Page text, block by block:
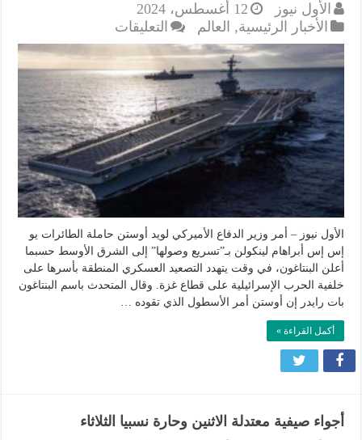
الأول نيوز
12 أغسطس، 2024
الأخبار الرئيسية, العالم التعليقات
واشنطن
بتسريع
وصول
إحدى
حاملات
طائراتها
في
الشرق
الأوسط
مغلقة
الأول نيوز – أمر وزير الدفاع الأميركي لويد أوستن حاملة الطائرات يو
إس إس أبراهام لينكولن بـ”تسريع وصولها” إلى الشرق الأوسط حسبما
أعلن البنتاغون، في وقت يتهدد التصعيد العسكري المنطقة بأسرها على
خلفية الحرب الإسرائيلية على قطاع غزة. وقال المتحدث باسم البنتاغون
بات رايدر إن أوستن أمر الأسطول الذي تقوده …
أكمل القراءة »
أجواء صيفية معتدلة الاثنين وحارة نسبيا الثلاثاء